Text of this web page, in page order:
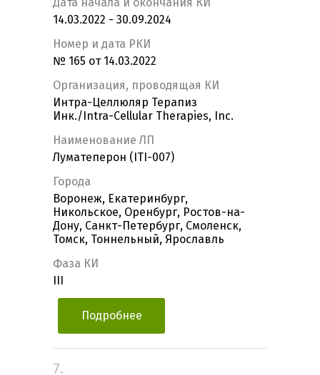
Дата начала и окончания КИ
14.03.2022 - 30.09.2024
Номер и дата РКИ
№ 165 от 14.03.2022
Организация, проводящая КИ
Интра-Целлюляр Терапиз
Инк./Intra-Cellular Therapies, Inc.
Наименование ЛП
Луматеперон (ITI-007)
Города
Воронеж, Екатеринбург,
Никольское, Оренбург, Ростов-на-
Дону, Санкт-Петербург, Смоленск,
Томск, Тоннельный, Ярославль
Фаза КИ
Подробнее
7.